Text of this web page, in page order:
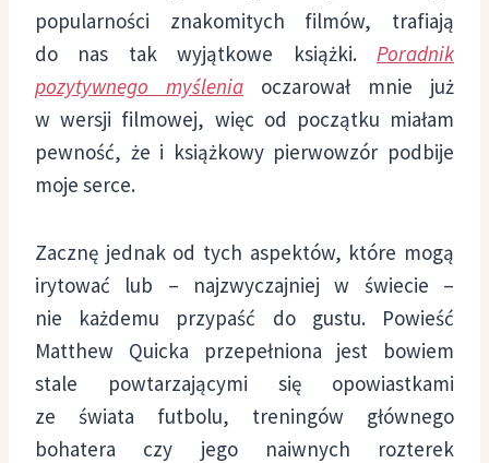
popularności znakomitych filmów, trafiają
do nas tak wyjątkowe książki. Poradnik
pozytywnego myślenia oczarował mnie już
w wersji filmowej, więc od początku miałam
pewność, że i książkowy pierwowzór podbije
moje serce.
Zacznę jednak od tych aspektów, które mogą
irytować lub – najzwyczajniej w świecie –
nie każdemu przypaść do gustu. Powieść
Matthew Quicka przepełniona jest bowiem
stale powtarzającymi się opowiastkami
ze świata futbolu, treningów głównego
bohatera czy jego naiwnych rozterek